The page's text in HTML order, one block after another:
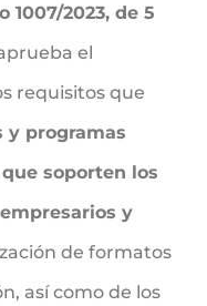
2023, de 5
el
requisitos que
y programas
soporten los
y
de formatos
así como de los